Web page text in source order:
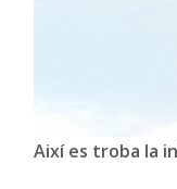
Així es troba la